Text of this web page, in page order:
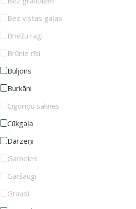
Bez vistas gaļas
Briežu ragi
Brūnie rīsi
Buljons
Burkāni
Cigoriņu saknes
Cūkgaļa
Dārzeņi
Garneles
Garšaugi
Graudi